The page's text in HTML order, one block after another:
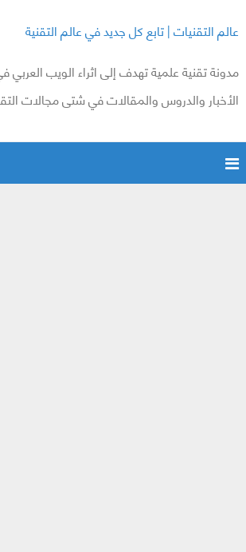
عالم التقنيات | تابع كل جديد في عالم التقنية
مدونة تقنية علمية تهدف إلى اثراء الويب العربي
الأخبار والدروس والمقالات في شتى مجالات